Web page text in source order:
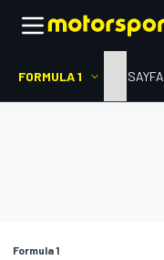
FORMULA 1 ANA SAYFA
Formula 1